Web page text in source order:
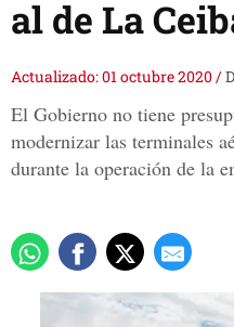
al de La
Actualizado: 01 octubre 2020/
El Gobierno no tiene
modernizar las terminales
durante la operación de la